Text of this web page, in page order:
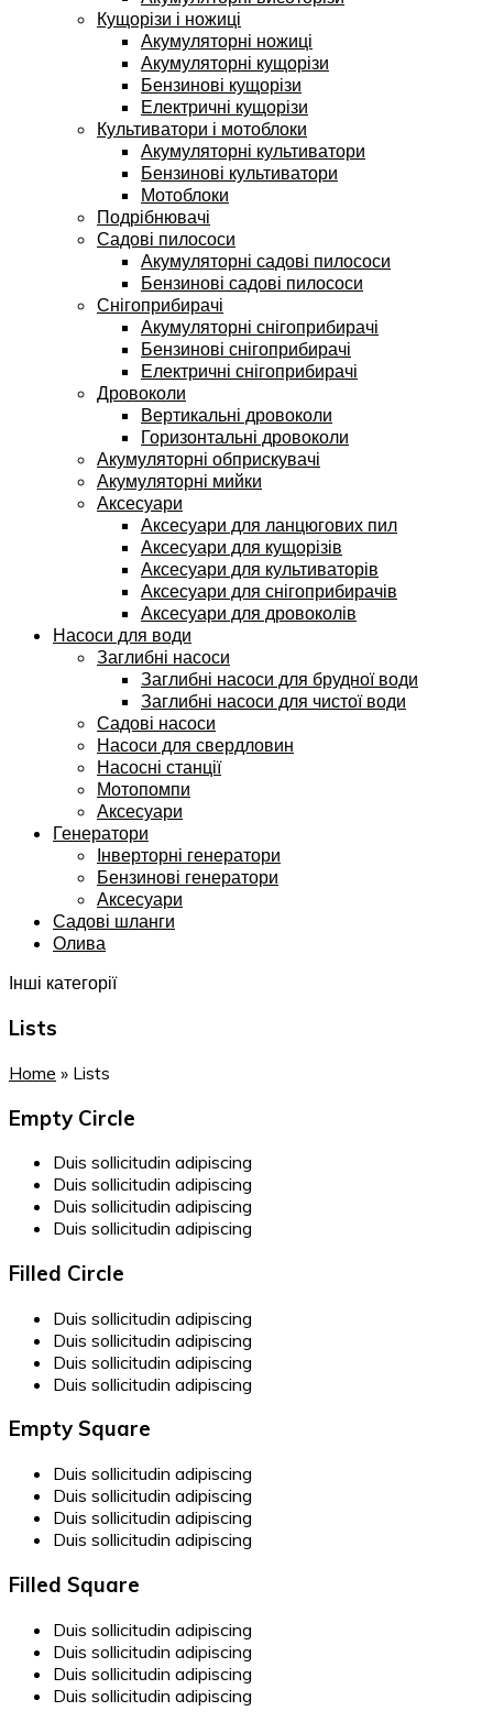
Кущорізи і ножиці
Акумуляторні ножиці
Акумуляторні кущорізи
Бензинові кущорізи
Електричні кущорізи
Культиватори і мотоблоки
Акумуляторні культиватори
Бензинові культиватори
Мотоблоки
Подрібнювачі
Садові пилососи
Акумуляторні садові пилососи
Бензинові садові пилососи
Снігоприбирачі
Акумуляторні снігоприбирачі
Бензинові снігоприбирачі
Електричні снігоприбирачі
Дровоколи
Вертикальні дровоколи
Горизонтальні дровоколи
Акумуляторні обприскувачі
Акумуляторні мийки
Аксесуари
Аксесуари для ланцюгових пил
Аксесуари для кущорізів
Аксесуари для культиваторів
Аксесуари для снігоприбирачів
Аксесуари для дровоколів
Насоси для води
Заглибні насоси
Заглибні насоси для брудної води
Заглибні насоси для чистої води
Садові насоси
Насоси для свердловин
Насосні станції
Мотопомпи
Аксесуари
Генератори
Інверторні генератори
Бензинові генератори
Аксесуари
Садові шланги
Олива
Інші категорії
Lists
Home » Lists
Empty Circle
Duis sollicitudin adipiscing
Duis sollicitudin adipiscing
Duis sollicitudin adipiscing
Duis sollicitudin adipiscing
Filled Circle
Duis sollicitudin adipiscing
Duis sollicitudin adipiscing
Duis sollicitudin adipiscing
Duis sollicitudin adipiscing
Empty Square
Duis sollicitudin adipiscing
Duis sollicitudin adipiscing
Duis sollicitudin adipiscing
Duis sollicitudin adipiscing
Filled Square
Duis sollicitudin adipiscing
Duis sollicitudin adipiscing
Duis sollicitudin adipiscing
Duis sollicitudin adipiscing